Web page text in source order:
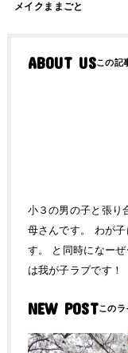
メイクままごと
ABOUT US
小３の男の子と張り
母さんです。 わが
す。 と同時になー
は我が子ラブです！
NEW POST